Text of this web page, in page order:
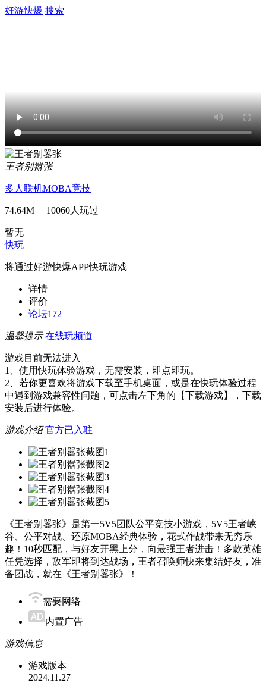
好游快爆 搜索
王者别嚣张
多人联机MOBA竞技
74.64M 10060人玩过
暂无
快玩
将通过好游快爆APP快玩游戏
详情
评价
论坛172
温馨提示 在线玩频道
游戏目前无法进入
1、使用快玩体验游戏，无需安装，即点即玩。
2、若你更喜欢将游戏下载至手机桌面，或是在快玩体验过程
中遇到游戏兼容性问题，可点击左下角的【下载游戏】，下载
安装后进行体验。
游戏介绍 官方已入驻
《王者别嚣张》是第一5V5团队公平竞技小游戏，5V5王者峡
谷、公平对战、还原MOBA经典体验，花式作战带来无穷乐
趣！10秒匹配，与好友开黑上分，向最强王者进击！多款英雄
任凭选择，敌军即将到达战场，王者召唤师快来集结好友，准
备团战，就在《王者别嚣张》！
需要网络
内置广告
游戏信息
游戏版本
2024.11.27